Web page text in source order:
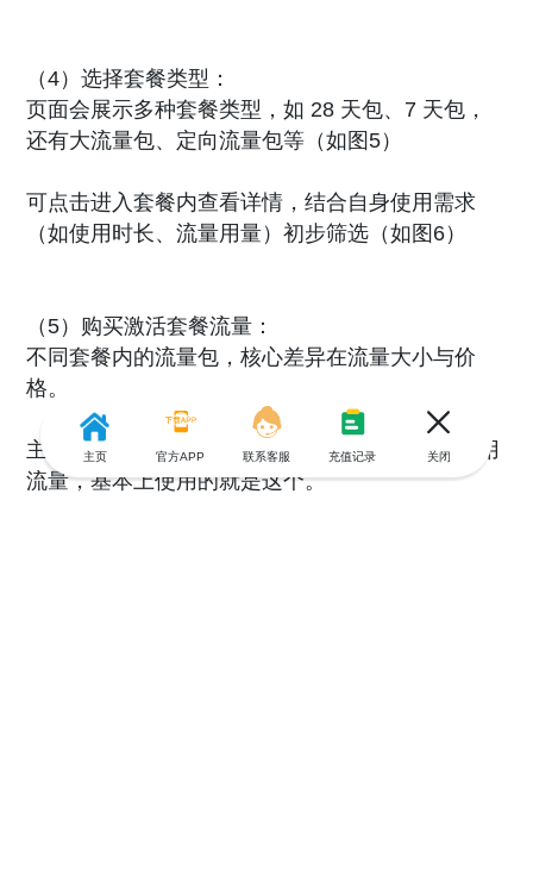
（4）选择套餐类型：
页面会展示多种套餐类型，如 28 天包、7 天包，
还有大流量包、定向流量包等（如图5）
可点击进入套餐内查看详情，结合自身使用需求
（如使用时长、流量用量）初步筛选（如图6）
（5）购买激活套餐流量：
不同套餐内的流量包，核心差异在流量大小与价
格。
主要盯住关注 “Main Quota”就可以了，这个是通用
流量，基本上使用的就是这个。
主页 官方APP 联系客服 充值记录 关闭